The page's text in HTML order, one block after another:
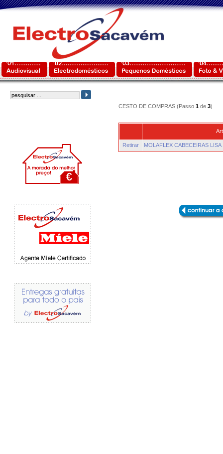
CESTO DE COMPRAS (Passo 1de 3)
Retirar MOLAFLEX CABECEIRAS LISA